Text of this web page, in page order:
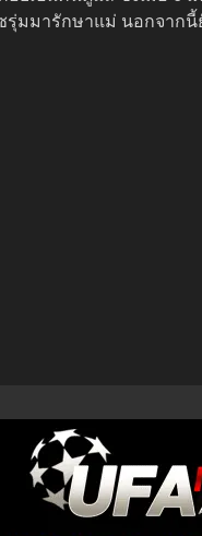
รุ่มมารักษาแม่ นอกจาก